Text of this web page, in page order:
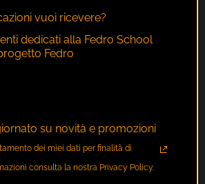
vuoi ricevere?
dedicati alla Fedro School
Fedro
su novità e promozioni
dei miei dati per finalità di
consulta la nostra Privacy Policy.